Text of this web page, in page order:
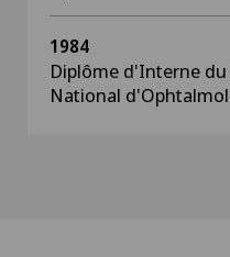
1984
Diplôme d'Interne
National